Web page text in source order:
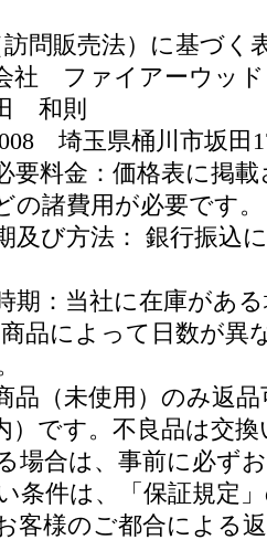
問販売法）に基づく
社 ファイアーウッド
和則
埼玉県桶川市坂田
要料金：価格表に掲
の諸費用が必要です。
及び方法： 銀行振込
期：当社に在庫があ
品によって日数が異
品（未使用）のみ返
）です。不良品は交
場合は、事前に必ず
条件は、「保証規定
客様のご都合による